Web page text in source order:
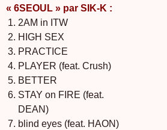
« 6SEOUL » par SIK-K :
2AM in ITW
HIGH SEX
PRACTICE
PLAYER (feat. Crush)
BETTER
STAY on FIRE (feat.
DEAN)
blind eyes (feat. HAON)